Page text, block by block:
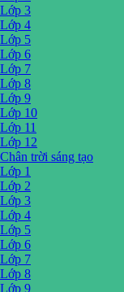
Lớp 3
Lớp 4
Lớp 5
Lớp 6
Lớp 7
Lớp 8
Lớp 9
Lớp 10
Lớp 11
Lớp 12
Chân trời sáng tạo
Lớp 1
Lớp 2
Lớp 3
Lớp 4
Lớp 5
Lớp 6
Lớp 7
Lớp 8
Lớp 9